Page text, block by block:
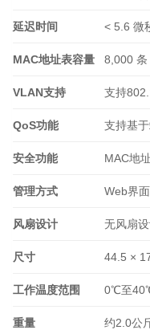
延迟时间 < 5.6 微
MAC地址表容量 8,000 条
VLAN支持 支持
QoS功能 支持基
安全功能 MAC地
管理方式 Web界
风扇设计 无风扇
尺寸 44.5 ×
工作温度范围 0℃至
重量 约2.0公